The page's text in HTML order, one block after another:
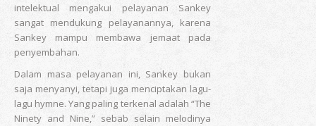
intelektual mengakui pelayanan Sankey
sangat mendukung pelayanannya, karena
Sankey mampu membawa jemaat pada
penyembahan.
Dalam masa pelayanan ini, Sankey bukan
saja menyanyi, tetapi juga menciptakan lagu-
lagu hymne. Yang paling terkenal adalah “The
Ninety and Nine,” sebab selain melodinya